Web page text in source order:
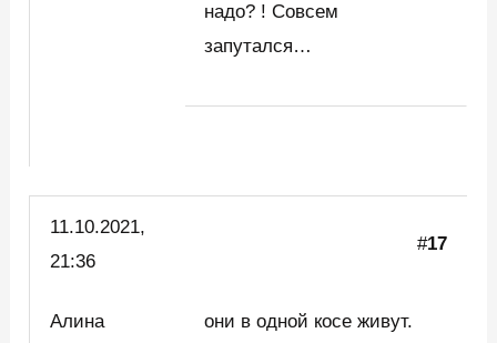
надо? ! Совсем
запутался…
11.10.2021,
21:36
#17
Алина
они в одной косе живут.